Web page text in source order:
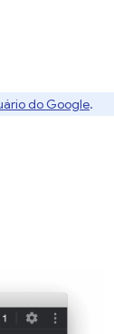
do Google.